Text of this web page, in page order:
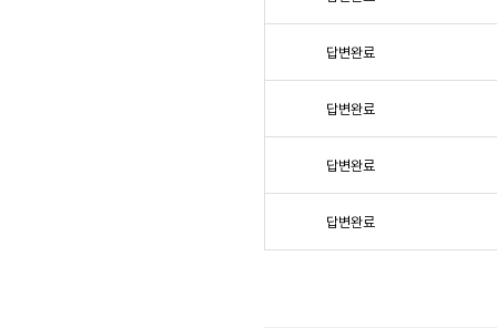
답변완료
답변완료
답변완료
답변완료